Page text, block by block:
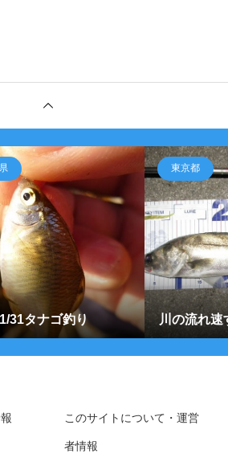
31タナゴ釣り
東京都
川の流れ速
このサイトについて・運営
者情報